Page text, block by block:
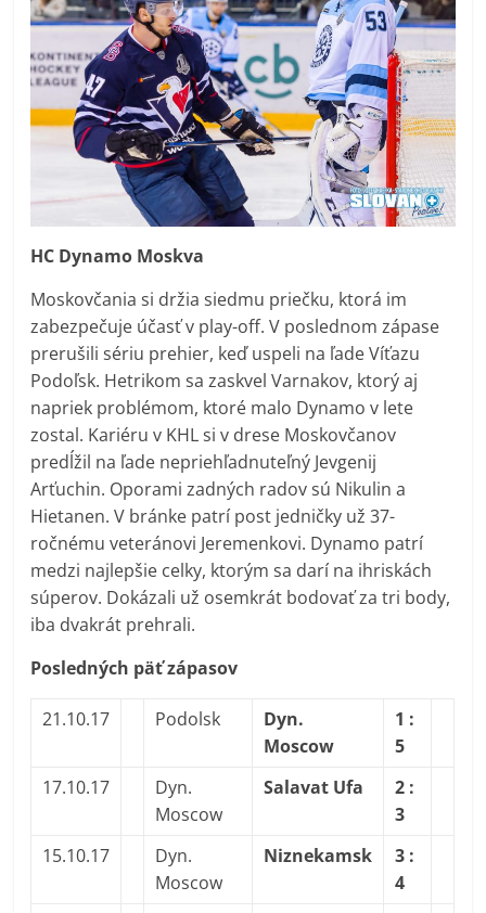
HC Dynamo Moskva
Moskovčania si držia siedmu priečku, ktorá im
zabezpečuje účasť v play-off. V poslednom zápase
prerušili sériu prehier, keď uspeli na ľade Víťazu
Podoľsk. Hetrikom sa zaskvel Varnakov, ktorý aj
napriek problémom, ktoré malo Dynamo v lete
zostal. Kariéru v KHL si v drese Moskovčanov
predĺžil na ľade nepriehľadnuteľný Jevgenij
Arťuchin. Oporami zadných radov sú Nikulin a
Hietanen. V bránke patrí post jedničky už 37-
ročnému veteránovi Jeremenkovi. Dynamo patrí
medzi najlepšie celky, ktorým sa darí na ihriskách
súperov. Dokázali už osemkrát bodovať za tri body,
iba dvakrát prehrali.
Posledných päť zápasov
21.10.17 Podolsk
Dyn.
Moscow
1 :
5
17.10.17
Dyn.
Moscow
Salavat Ufa
2 :
3
15.10.17
Dyn.
Moscow
Niznekamsk
3 :
4